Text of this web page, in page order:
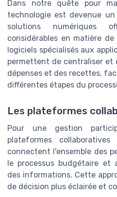
Dans notre quête pour
technologie est devenue
solutions numériques
considérables en matière
logiciels spécialisés aux
permettent de centraliser et
dépenses et des recettes,
différentes étapes du
Les plateformes
Pour une gestion
plateformes
connectent l'ensemble des
le processus budgétaire et
des informations. Cette
de décision plus éclairée et